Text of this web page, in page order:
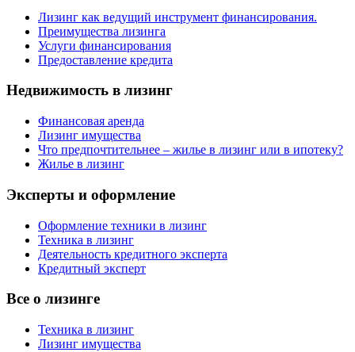
Лизинг как ведущий инструмент финансирования.
Преимущества лизинга
Услуги финансирования
Предоставление кредита
Недвижимость в лизинг
Финансовая аренда
Лизинг имущества
Что предпочтительнее – жилье в лизинг или в ипотеку?
Жилье в лизинг
Эксперты и оформление
Оформление техники в лизинг
Техника в лизинг
Деятельность кредитного эксперта
Кредитный эксперт
Все о лизинге
Техника в лизинг
Лизинг имущества